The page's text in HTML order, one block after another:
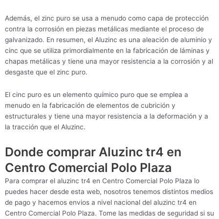
Además, el zinc puro se usa a menudo como capa de protección
contra la corrosión en piezas metálicas mediante el proceso de
galvanizado. En resumen, el Aluzinc es una aleación de aluminio y
cinc que se utiliza primordialmente en la fabricación de láminas y
chapas metálicas y tiene una mayor resistencia a la corrosión y al
desgaste que el zinc puro.
El cinc puro es un elemento químico puro que se emplea a
menudo en la fabricación de elementos de cubrición y
estructurales y tiene una mayor resistencia a la deformación y a
la tracción que el Aluzinc.
Donde comprar Aluzinc tr4 en
Centro Comercial Polo Plaza
Para comprar el aluzinc tr4 en Centro Comercial Polo Plaza lo
puedes hacer desde esta web, nosotros tenemos distintos medios
de pago y hacemos envios a nivel nacional del aluzinc tr4 en
Centro Comercial Polo Plaza. Tome las medidas de seguridad si su